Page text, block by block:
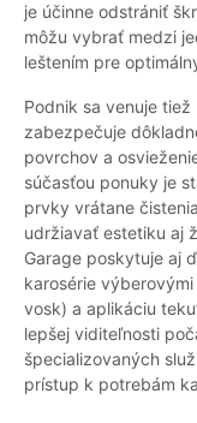
je účinne odstrániť
môžu vybrať medzi
leštením pre
Podnik sa venuje
zabezpečuje
povrchov a
súčasťou ponuky je
prvky vrátane
udržiavať estetiku aj
Garage poskytuje aj
karosérie
vosk) a aplikáciu
lepšej viditeľnosti
špecializovaných
prístup k potrebám